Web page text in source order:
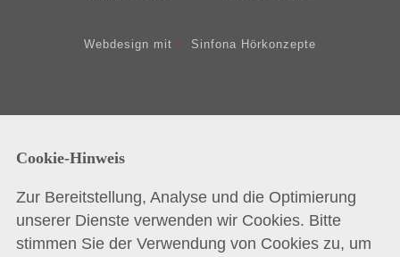
Webdesign mit Sinfona Hörkonzepte
Cookie-Hinweis
Zur Bereitstellung, Analyse und die Optimierung
unserer Dienste verwenden wir Cookies. Bitte
stimmen Sie der Verwendung von Cookies zu, um